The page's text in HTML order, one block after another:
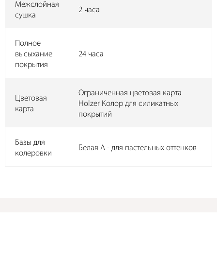
Межслойная
сушка
2 часа
Полное
высыхание
покрытия
24 часа
Цветовая
карта
Ограниченная цветовая карта
Holzer Колор для силикатных
покрытий
Базы для
колеровки
Белая А - для пастельных оттенков